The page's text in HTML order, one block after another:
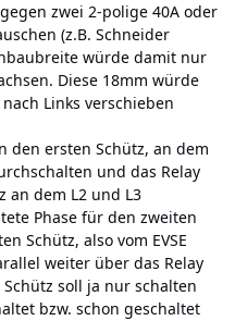
zwei 2-polige 40A oder
(z.B. Schneider
würde damit nur
Diese 18mm würde
Links verschieben
den ersten Schütz, an dem
und das Relay
an dem L2 und L3
Phase für den zweiten
Schütz, also vom EVSE
weiter über das Relay
soll ja nur schalten
bzw. schon geschaltet